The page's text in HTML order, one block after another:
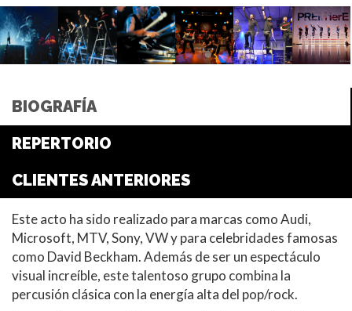
BIOGRAFÍA
REPERTORIO
CLIENTES ANTERIORES
Este acto ha sido realizado para marcas como Audi,
Microsoft, MTV, Sony, VW y para celebridades famosas
como David Beckham. Además de ser un espectáculo
visual increíble, este talentoso grupo combina la
percusión clásica con la energía alta del pop/rock.